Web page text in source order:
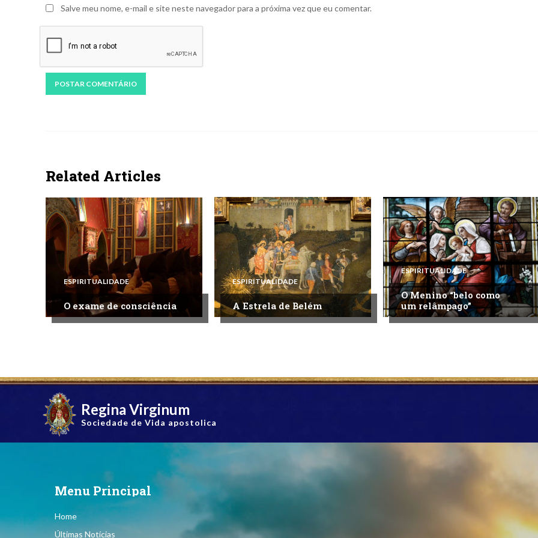
Salve meu nome, e-mail e site neste navegador para a próxima vez que eu comentar.
Related Articles
ESPIRITUALIDADE
O exame de consciência
ESPIRITUALIDADE
A Estrela de Belém
ESPIRITUALIDADE
O Menino “belo como
um relâmpago”
Regina Virginum
Sociedade de Vida apostolica
Menu Principal
Home
Últimas Notícias